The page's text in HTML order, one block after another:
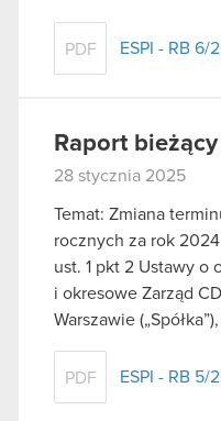
PDF ESPI - RB 6/
Raport
28 stycznia 2025
Temat: Zmiana
rocznych za rok
ust. 1 pkt 2 Ustawy o
i okresowe Zarząd
Warszawie
PDF ESPI - RB 5/